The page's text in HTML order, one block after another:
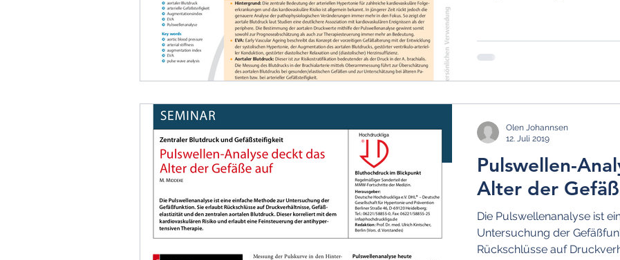
Pulswellen-
Alter der
Die Pulswellenanalyse ist
Untersuchung der
Rückschlüsse auf
Olen Johannsen
12. Juli 2019